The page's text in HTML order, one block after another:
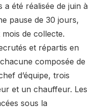
a été réalisée de juin à
pause de 30 jours,
de collecte.
et répartis en
composée de
d’équipe, trois
et un chauffeur. Les
sous la